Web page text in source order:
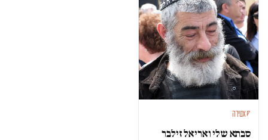
סאטירה
סבתא שלי ואריאל זילבר